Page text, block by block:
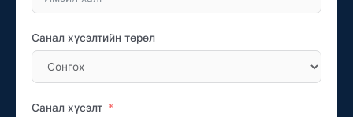
Санал хүсэлтийн төрөл
Санал хүсэлт